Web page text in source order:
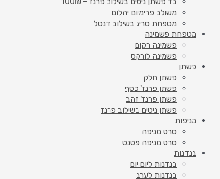
משולב פרימיום יהלום
מטפחת סריג בשילוב דנטל
מטפחת פשמינה
פשמינה רקום
פשמינה לורקס
פשתן
פשתן חלק
פשתן פרנז' כסף
פשתן פרנז' זהב
פשתן ניטים בשילוב פרנז
מניפות
סרט מניפה
סרט מניפה פטנט
בנדנות
בנדנות ליום יום
בנדנות לערב